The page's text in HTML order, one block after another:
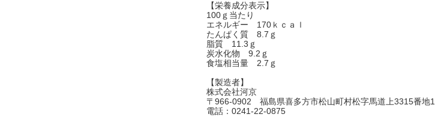
【栄養成分表示】
100ｇ当たり
エネルギー 170ｋｃａｌ
たんぱく質 8.7ｇ
脂質 11.3ｇ
炭水化物 9.2ｇ
食塩相当量 2.7ｇ
【製造者】
株式会社河京
〒966-0902 福島県喜多方市松山町村松字馬道上3315番地1
電話：0241-22-0875